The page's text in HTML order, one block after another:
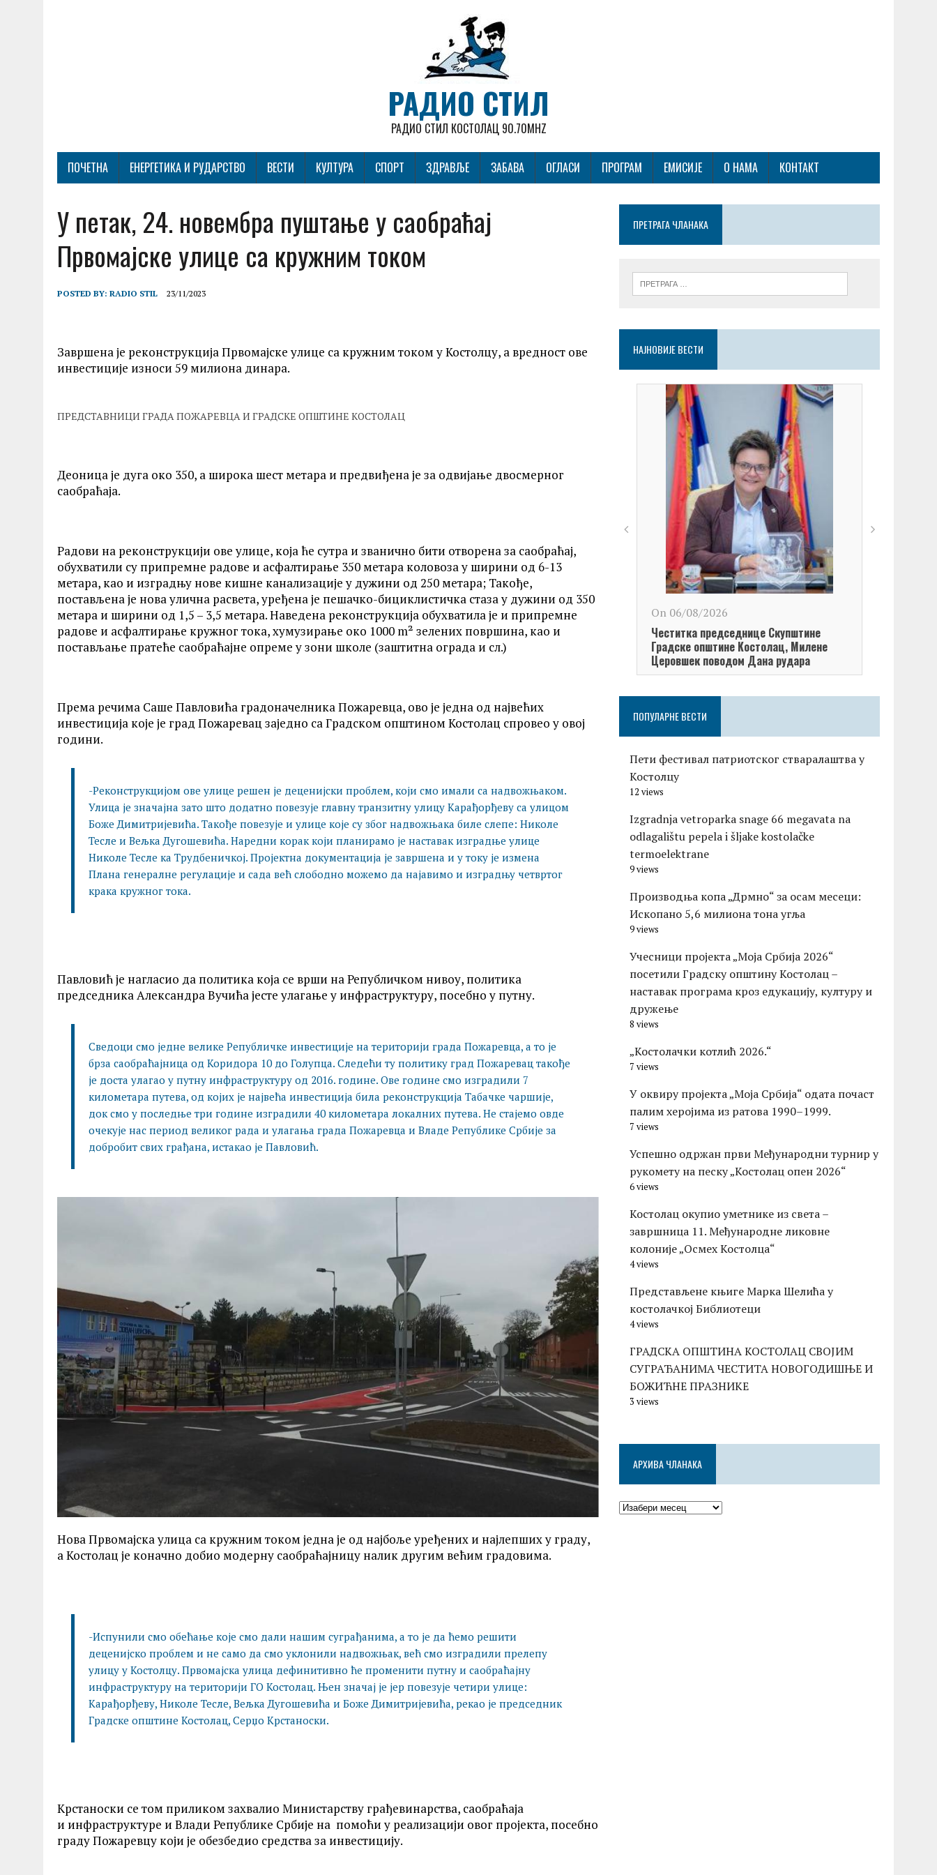
РАДИО СТИЛ
РАДИО СТИЛ КОСТОЛАЦ 90.70MHZ
ПОЧЕТНА ЕНЕРГЕТИКА И РУДАРСТВО ВЕСТИ КУЛТУРА СПОРТ ЗДРАВЉЕ ЗАБАВА ОГЛАСИ ПРОГРАМ ЕМИСИЈЕ О НАМА КОНТАКТ
У петак, 24. новембра пуштање у саобраћај
Првомајске улице са кружним током
POSTED BY: RADIO STIL 23/11/2023
Завршена је реконструкција Првомајске улице са кружним током у Костолцу, а вредност ове
инвестиције износи 59 милиона динара.
ПРЕДСТАВНИЦИ ГРАДА ПОЖАРЕВЦА И ГРАДСКЕ ОПШТИНЕ КОСТОЛАЦ
Деоница је дуга око 350, а широка шест метара и предвиђена је за одвијање двосмерног
саобраћаја.
Радови на реконструкцији ове улице, која ће сутра и званично бити отворена за саобраћај,
обухватили су припремне радове и асфалтирање 350 метара коловоза у ширини од 6-13
метара, као и изградњу нове кишне канализације у дужини од 250 метара; Такође,
постављена је нова улична расвета, уређена је пешачко-бициклистичка стаза у дужини од 350
метара и ширини од 1,5 – 3,5 метара. Наведена реконструкција обухватила је и припремне
радове и асфалтирање кружног тока, хумузирање око 1000 m² зелених површина, као и
постављање пратеће саобраћајне опреме у зони школе (заштитна ограда и сл.)
Према речима Саше Павловића градоначелника Пожаревца, ово је једна од највећих
инвестиција које је град Пожаревац заједно са Градском општином Костолац спровео у овој
години.
-Реконструкцијом ове улице решен је деценијски проблем, који смо имали са надвожњаком.
Улица је значајна зато што додатно повезује главну транзитну улицу Карађорђеву са улицом
Боже Димитријевића. Такође повезује и улице које су због надвожњака биле слепе: Николе
Тесле и Вељка Дугошевића. Наредни корак који планирамо је наставак изградње улице
Николе Тесле ка Трудбеничкој. Пројектна документација је завршена и у току је измена
Плана генералне регулације и сада већ слободно можемо да најавимо и изградњу четвртог
крака кружног тока.
Павловић је нагласио да политика која се врши на Републичком нивоу, политика
председника Александра Вучића јесте улагање у инфраструктуру, посебно у путну.
Сведоци смо једне велике Републичке инвестиције на територији града Пожаревца, а то је
брза саобраћајница од Коридора 10 до Голупца. Следећи ту политику град Пожаревац такође
је доста улагао у путну инфраструктуру од 2016. године. Ове године смо изградили 7
километара путева, од којих је највећа инвестиција била реконструкција Табачке чаршије,
док смо у последње три године изградили 40 километара локалних путева. Не стајемо овде
очекује нас период великог рада и улагања града Пожаревца и Владе Републике Србије за
добробит свих грађана, истакао је Павловић.
Нова Првомајска улица са кружним током једна је од најбоље уређених и најлепших у граду,
а Костолац је коначно добио модерну саобраћајницу налик другим већим градовима.
-Испунили смо обећање које смо дали нашим суграђанима, а то је да ћемо решити
деценијско проблем и не само да смо уклонили надвожњак, већ смо изградили прелепу
улицу у Костолцу. Првомајска улица дефинитивно ће променити путну и саобраћајну
инфраструктуру на територији ГО Костолац. Њен значај је јер повезује четири улице:
Карађорђеву, Николе Тесле, Вељка Дугошевића и Боже Димитријевића, рекао је председник
Градске општине Костолац, Серџо Крстаноски.
Крстаноски се том приликом захвалио Министарству грађевинарства, саобраћаја
и инфраструктуре и Влади Републике Србије на помоћи у реализацији овог пројекта, посебно
граду Пожаревцу који је обезбедио средства за инвестицију.
ПРЕТРАГА ЧЛАНАКА
НАЈНОВИЈЕ ВЕСТИ
On 06/08/2026
Честитка председнице Скупштине
Градске општине Kостолац, Милене
Церовшек поводом Дана рудара
ПОПУЛАРНЕ ВЕСТИ
Пети фестивал патриотског стваралаштва у
Костолцу
12 views
Izgradnja vetroparka snage 66 megavata na
odlagalištu pepela i šljake kostolačke
termoelektrane
9 views
Производња копа „Дрмно“ за осам месеци:
Ископано 5,6 милиона тона угља
9 views
Учесници пројекта „Моја Србија 2026“
посетили Градску општину Костолац –
наставак програма кроз едукацију, културу и
дружење
8 views
„Костолачки котлић 2026.“
7 views
У оквиру пројекта „Моја Србија“ одата почаст
палим херојима из ратова 1990–1999.
7 views
Успешно одржан први Међународни турнир у
рукомету на песку „Костолац опен 2026“
6 views
Костолац окупио уметнике из света –
завршница 11. Међународне ликовне
колоније „Осмех Костолца“
4 views
Представљене књиге Марка Шелића у
костолачкој Библиотеци
4 views
ГРАДСКА ОПШТИНА КОСТОЛАЦ СВОЈИМ
СУГРАЂАНИМА ЧЕСТИТА НОВОГОДИШЊЕ И
БОЖИЋНЕ ПРАЗНИКЕ
3 views
АРХИВА ЧЛАНАКА